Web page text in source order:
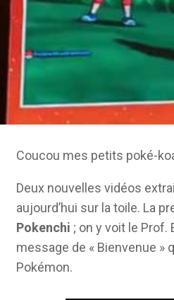
Coucou mes petits poké-
Deux nouvelles vidéos
aujourd’hui sur la toile. La
Pokenchi ; on y voit le Prof.
message de « Bienvenue »
Pokémon.